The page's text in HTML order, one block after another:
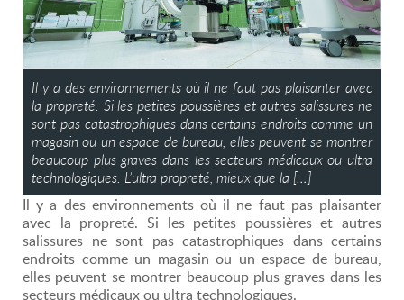
Il y a des environnements où il ne faut pas plaisanter avec
la propreté. Si les petites poussières et autres salissures ne
sont pas catastrophiques dans certains endroits comme un
magasin ou un espace de bureau, elles peuvent se montrer
beaucoup plus graves dans les secteurs médicaux ou ultra
technologiques. L’ultra propreté, mieux que la […]
Il y a des environnements où il ne faut pas plaisanter
avec la propreté. Si les petites poussières et autres
salissures ne sont pas catastrophiques dans certains
endroits comme un magasin ou un espace de bureau,
elles peuvent se montrer beaucoup plus graves dans les
secteurs médicaux ou ultra technologiques.